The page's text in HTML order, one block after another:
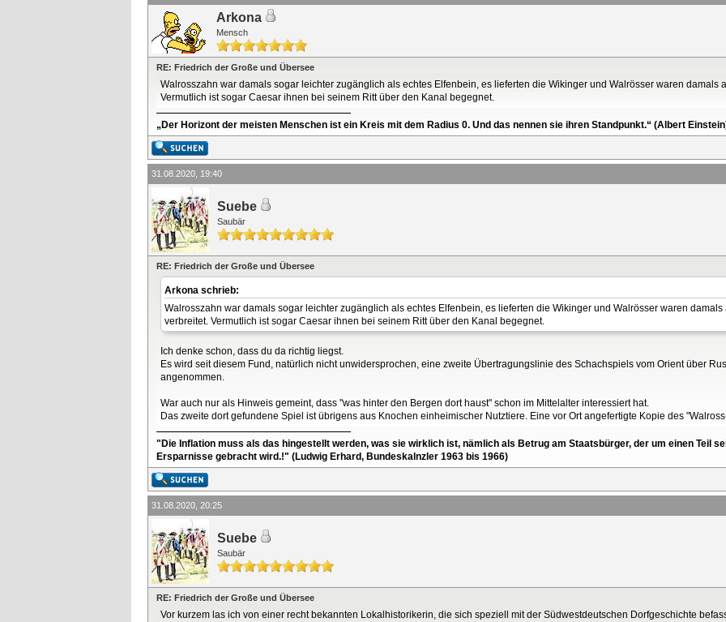
Arkona
Mensch
RE: Friedrich der Große und Übersee
Walrosszahn war damals sogar leichter zugänglich als echtes Elfenbein, es lieferten die Wikinger und Walrösser waren damals
Vermutlich ist sogar Caesar ihnen bei seinem Ritt über den Kanal begegnet.
„Der Horizont der meisten Menschen ist ein Kreis mit dem Radius 0. Und das nennen sie ihren Standpunkt.“ (Albert
31.08.2020, 19:40
Suebe
Saubär
RE: Friedrich der Große und Übersee
Arkona schrieb:
Walrosszahn war damals sogar leichter zugänglich als echtes Elfenbein, es lieferten die Wikinger und Walrösser waren
verbreitet. Vermutlich ist sogar Caesar ihnen bei seinem Ritt über den Kanal begegnet.
Ich denke schon, dass du da richtig liegst.
Es wird seit diesem Fund, natürlich nicht unwidersprochen, eine zweite Übertragungslinie des Schachspiels vom Orient über
angenommen.
War auch nur als Hinweis gemeint, dass "was hinter den Bergen dort haust" schon im Mittelalter interessiert hat.
Das zweite dort gefundene Spiel ist übrigens aus Knochen einheimischer Nutztiere. Eine vor Ort angefertigte Kopie des
"Die Inflation muss als das hingestellt werden, was sie wirklich ist, nämlich als Betrug am Staatsbürger, der um einen Teil
Ersparnisse gebracht wird.!" (Ludwig Erhard, Bundeskalnzler 1963 bis 1966)
31.08.2020, 20:25
Suebe
Saubär
RE: Friedrich der Große und Übersee
Vor kurzem las ich von einer recht bekannten Lokalhistorikerin, die sich speziell mit der Südwestdeutschen Dorfgeschichte